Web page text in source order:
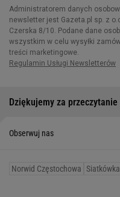
Dziękujemy za przeczytanie
Obserwuj nas
Norwid Częstochowa Siatkówka